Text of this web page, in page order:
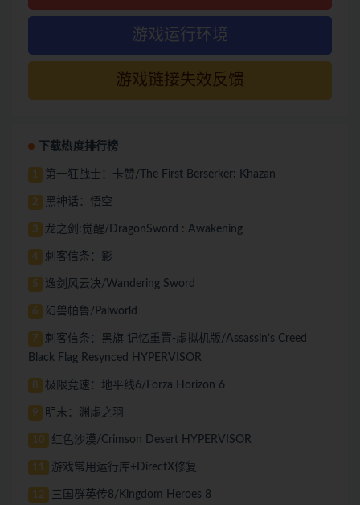
游戏运行环境
游戏链接失效反馈
下载热度排行榜
1 第一狂战士：卡赞/The First Berserker: Khazan
2 黑神话：悟空
3 龙之剑:觉醒/DragonSword : Awakening
4 刺客信条：影
5 逸剑风云决/Wandering Sword
6 幻兽帕鲁/Palworld
7
刺客信条：黑旗 记忆重置-虚拟机版/Assassin’s Creed
Black Flag Resynced HYPERVISOR
8 极限竞速：地平线6/Forza Horizon 6
9 明末：渊虚之羽
10 红色沙漠/Crimson Desert HYPERVISOR
11 游戏常用运行库+DirectX修复
12 三国群英传8/Kingdom Heroes 8